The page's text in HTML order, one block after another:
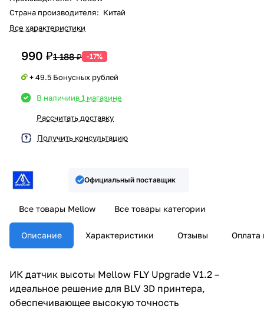
Страна производителя: Китай
Все характеристики
990 ₽1 188 ₽ -17%
+ 49.5 Бонусных рублей
В наличиив 1 магазине
Рассчитать доставку
Получить консультацию
Официальный поставщик
Все товары Mellow Все товары категории
Описание Характеристики Отзывы Оплата
ИК датчик высоты Mellow FLY Upgrade V1.2 –
идеальное решение для BLV 3D принтера,
обеспечивающее высокую точность